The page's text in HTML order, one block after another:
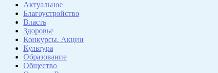
Актуальное
Благоустройство
Власть
Здоровье
Конкурсы. Акции
Культура
Образование
Общество